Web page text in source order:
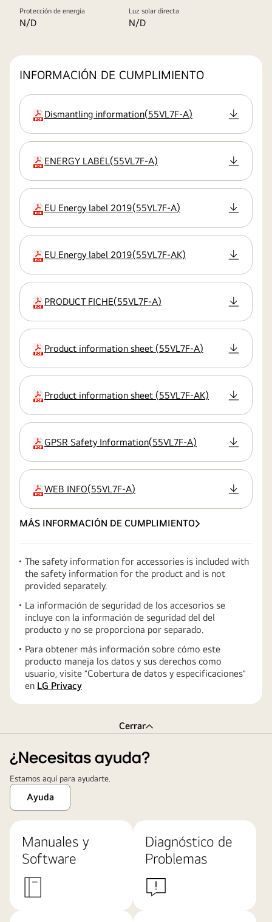
Protección de energía
N/D
Luz solar directa
N/D
INFORMACIÓN DE CUMPLIMIENTO
extensión:pdf
Dismantling information(55VL7F-A)
extensión:pdf
ENERGY LABEL(55VL7F-A)
extensión:pdf
EU Energy label 2019(55VL7F-A)
extensión:pdf
EU Energy label 2019(55VL7F-AK)
extensión:pdf
PRODUCT FICHE(55VL7F-A)
extensión:pdf
Product information sheet (55VL7F-A)
extensión:pdf
Product information sheet (55VL7F-AK)
extensión:pdf
GPSR Safety Information(55VL7F-A)
extensión:pdf
WEB INFO(55VL7F-A)
MÁS INFORMACIÓN DE CUMPLIMIENTO
The safety information for accessories is included with
the safety information for the product and is not
provided separately.
La información de seguridad de los accesorios se
incluye con la información de seguridad del del
producto y no se proporciona por separado.
Para obtener más información sobre cómo este
producto maneja los datos y sus derechos como
usuario, visite ″Cobertura de datos y especificaciones″
en LG Privacy
Cerrar
¿Necesitas ayuda?
Estamos aquí para ayudarte.
Ayuda
Manuales y
Software
Diagnóstico de
Problemas